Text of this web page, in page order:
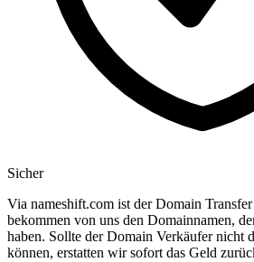
Sicher
Via nameshift.com ist der Domain
bekommen von uns den Domainnamen,
haben. Sollte der Domain Verkäufer nicht
können, erstatten wir sofort das Geld